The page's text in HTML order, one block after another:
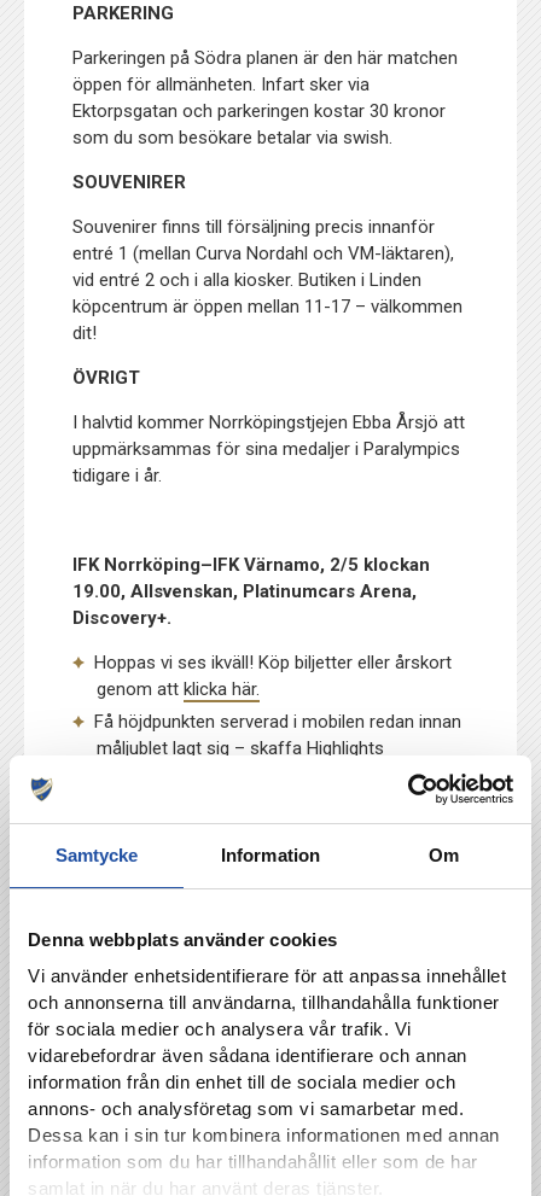
Samtycke Information Om
Denna webbplats använder cookies
Vi använder enhetsidentifierare för att anpassa innehållet
och annonserna till användarna, tillhandahålla funktioner
för sociala medier och analysera vår trafik. Vi
vidarebefordrar även sådana identifierare och annan
information från din enhet till de sociala medier och
annons- och analysföretag som vi samarbetar med.
Dessa kan i sin tur kombinera informationen med annan
information som du har tillhandahållit eller som de har
samlat in när du har använt deras tjänster.
PARKERING
Parkeringen på Södra planen är den här matchen
öppen för allmänheten. Infart sker via
Ektorpsgatan och parkeringen kostar 30 kronor
som du som besökare betalar via swish.
SOUVENIRER
Souvenirer finns till försäljning precis innanför
entré 1 (mellan Curva Nordahl och VM-läktaren),
vid entré 2 och i alla kiosker. Butiken i Linden
köpcentrum är öppen mellan 11-17 – välkommen
dit!
ÖVRIGT
I halvtid kommer Norrköpingstjejen Ebba Årsjö att
uppmärksammas för sina medaljer i Paralympics
tidigare i år.
IFK Norrköping–IFK Värnamo, 2/5 klockan
19.00, Allsvenskan, Platinumcars Arena,
Discovery+.
Hoppas vi ses ikväll! Köp biljetter eller årskort
genom attklicka här.
Få höjdpunkten serverad i mobilen redan innan
måljublet lagt sig –skaffa Highlights
Med Highlights Plus kan du följa alla IFK
Norrköpings matcher i Allsvenskan direkt i vår
app.
Butiken i Linden köpcentrum är öppen idag från
klockan 11-17. Välkomna!
och Allsvenskan 2022 på discovery+ –
använder du dig av den unika länken nedan när
du tecknar abonnemang får IFK Norrköping en
del av intäkten. Notera att paketet där man kan
se allt från Allsvenskan & Superettan har bytt
namn tillSport Premium.Månadspriset är
349kr/månad.Klicka här för att teckna
abonnemang hos discovery+ och samtidigt
stötta IFK Norrköping.